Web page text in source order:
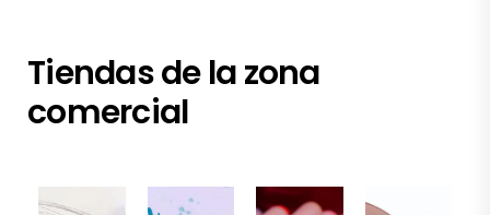
Tiendas de la zona
comercial